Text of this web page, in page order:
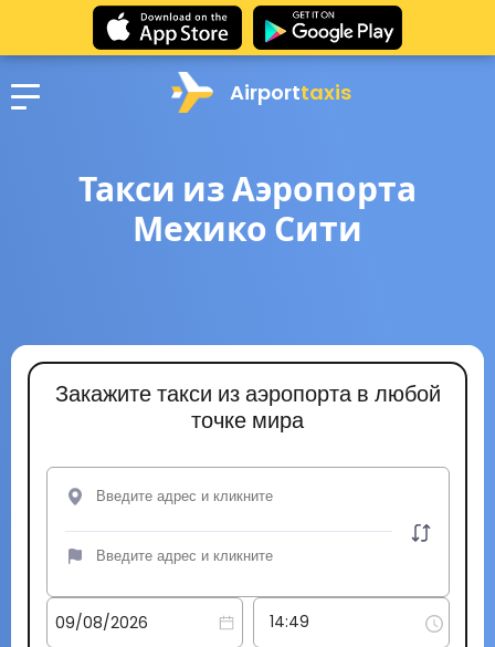
Airporttaxis
Такси из Аэропорта
Мехико Сити
Закажите такси из аэропорта в любой
точке мира